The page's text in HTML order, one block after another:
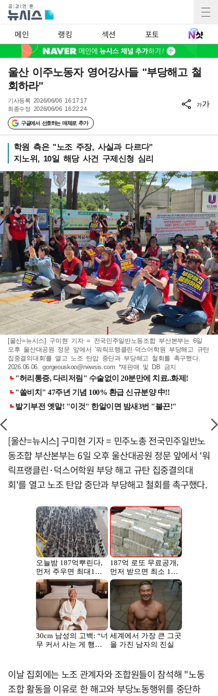
메인 랭킹 섹션 포토
울산 이주노동자 영어강사들 "부당해고 철
회하라"
기사등록 2026/06/06 16:17:17
최종수정 2026/06/06 16:22:24
구글에서 선호하는 매체로 추가
가가
학원 측은 "노조 주장, 사실과 다르다"
지노위, 10일 해당 사건 구제신청 심리
[울산=뉴시스] 구미현 기자 = 전국민주일반노동조합 부산본부는 6일
오후 울산대공원 정문 앞에서 '워릭프랭클린·덕스어학원 부당해고 규탄
집중결의대회'를 열고 노조 탄압 중단과 부당해고 철회를 촉구했다.
2026.06.06.gorgeouskoo@newsis.com *재판매 및 DB 금지
[울산=뉴시스] 구미현 기자 = 민주노총 전국민주일반노
동조합 부산본부는 6일 오후 울산대공원 정문 앞에서 '워
릭프랭클린·덕스어학원 부당 해고 규탄 집중결의대
회'를 열고 노조 탄압 중단과 부당해고 철회를 촉구했다.
이날 집회에는 노조 관계자와 조합원들이 참석해 "노동
조합 활동을 이유로 한 해고와 부당노동행위를 중단하